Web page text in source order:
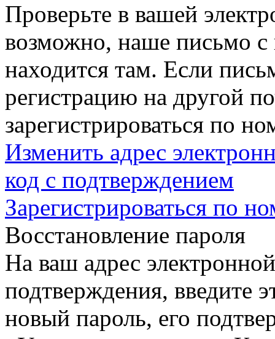
Проверьте в вашей
возможно, наше письмо с
находится там. Если
регистрацию на другой
зарегистрироваться по
Изменить адрес
код с подтверждением
Зарегистрироваться по
Восстановление пароля
На ваш адрес
подтверждения, введите
новый пароль, его